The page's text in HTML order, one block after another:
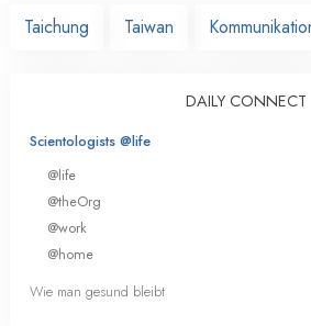
Taichung
Taiwan
DAILY CONNECT
Scientologists @life
@life
@theOrg
@work
@home
Wie man gesund bleibt